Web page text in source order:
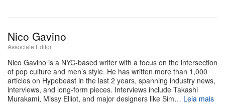
experimentações de design e fusões entre marcas.
A coleção Prada x Gentle Monster chega em breve a
mercados selecionados da Ásia, incluindo Japão,
Coreia do Sul e China continental, por tempo limitado.
O lançamento começa no Japão em 6 de julho nas lojas
Nico Gavino
Associate Editor
Nico Gavino is a NYC-based writer with a focus on the intersection
of pop culture and men’s style. He has written more than 1,000
articles on Hypebeast in the last 2 years, spanning industry news,
interviews, and long-form pieces. Interviews include Takashi
Murakami, Missy Elliot, and major designers like Sim… Leia mais